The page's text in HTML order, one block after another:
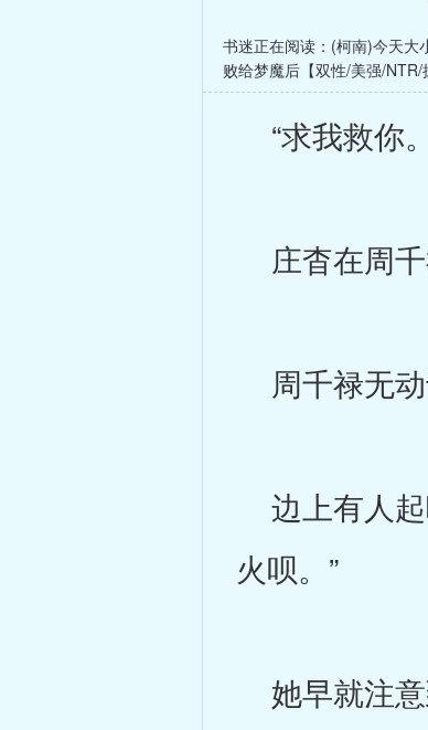
书迷正在阅读： (柯南)今天大
败给梦魔后【双性/美强/NTR/
“求我救你
庄杳在周千
周千禄无动
边上有人起
火呗。”
她早就注意